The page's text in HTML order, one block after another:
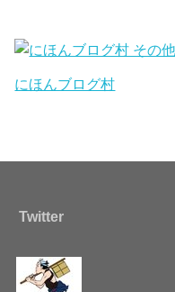
にほんブログ村
Twitter